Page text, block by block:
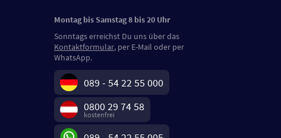
Montag bis Samstag 8 bis 20 Uhr
Sonntags erreichst Du uns über das
Kontaktformular, per E-Mail oder per
WhatsApp.
089 - 54 22 55 000
0800 29 74 58
kostenfrei